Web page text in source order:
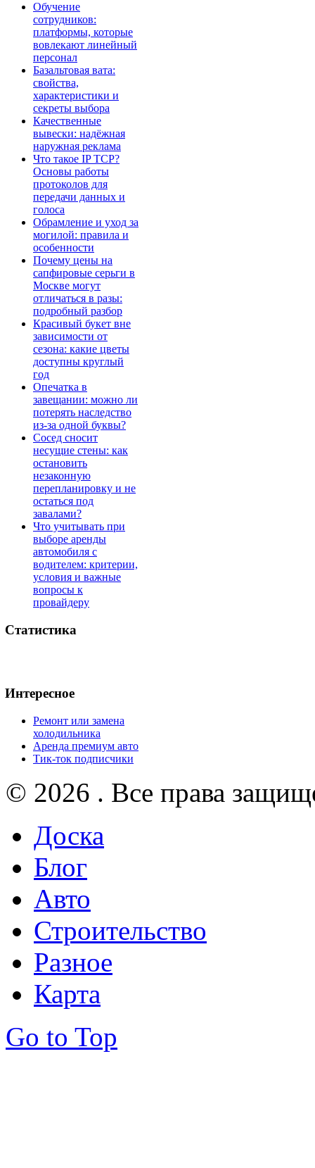
Обучение
сотрудников:
платформы, которые
вовлекают линейный
персонал
Базальтовая вата:
свойства,
характеристики и
секреты выбора
Качественные
вывески: надёжная
наружная реклама
Что такое IP TCP?
Основы работы
протоколов для
передачи данных и
голоса
Обрамление и уход за
могилой: правила и
особенности
Почему цены на
сапфировые серьги в
Москве могут
отличаться в разы:
подробный разбор
Красивый букет вне
зависимости от
сезона: какие цветы
доступны круглый
год
Опечатка в
завещании: можно ли
потерять наследство
из-за одной буквы?
Сосед сносит
несущие стены: как
остановить
незаконную
перепланировку и не
остаться под
завалами?
Что учитывать при
выборе аренды
автомобиля с
водителем: критерии,
условия и важные
вопросы к
провайдеру
Статистика
Интересное
Ремонт или замена
холодильника
Аренда премиум авто
Тик-ток подписчики
© 2026 . Все права
Доска
Блог
Авто
Строительство
Разное
Карта
Go to Top